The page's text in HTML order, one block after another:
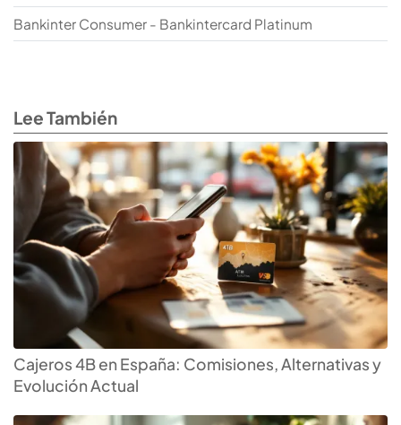
Bankinter Consumer - Bankintercard Platinum
Lee También
Cajeros 4B en España: Comisiones, Alternativas y
Evolución Actual